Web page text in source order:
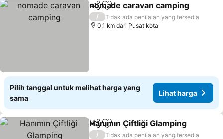
BagikanTambahkan ke favorit
nomade caravan camping
/
Tidak ada penilaian yang tersedia
0.1 km dari Pusat kota
Pilih tanggal untuk melihat harga yang
sama
Lihat harga
BagikanTambahkan ke favorit
Hanımın Çiftliği Glamping
/
Tidak ada penilaian yang tersedia